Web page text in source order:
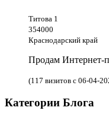
Титова 1
354000
Краснодарский край
Продам Интернет-
(117 визитов с 06-04-
Категории Блога